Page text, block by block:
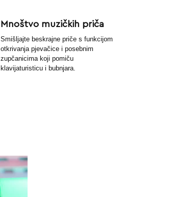
Mnoštvo muzičkih priča
Smišljajte beskrajne priče s funkcijom
otkrivanja pjevačice i posebnim
zupčanicima koji pomiču
klavijaturisticu i bubnjara.